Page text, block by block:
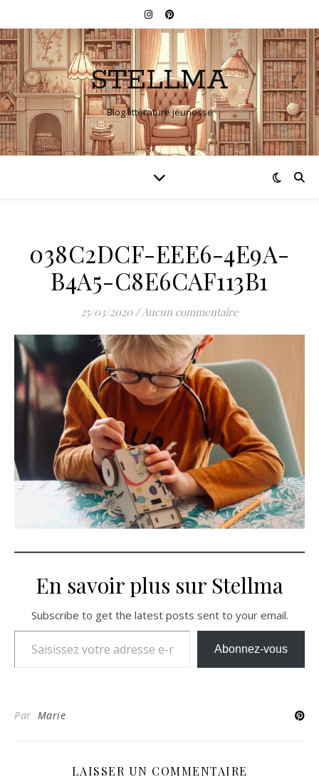
STELLMA
Blog littérature jeunesse
038C2DCF-EEE6-4E9A-
B4A5-C8E6CAF113B1
25/03/2020 /Aucun commentaire
En savoir plus sur Stellma
Subscribe to get the latest posts sent to your email.
Saisissez votre adresse e-mail…
Abonnez-vous
Par Marie
LAISSER UN COMMENTAIRE